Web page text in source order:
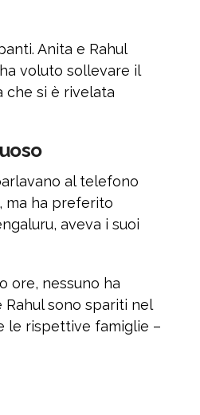
Anita e Rahul
voluto sollevare il
che si è rivelata
al telefono
ma ha preferito
aveva i suoi
ore, nessuno ha
sono spariti nel
le rispettive famiglie –